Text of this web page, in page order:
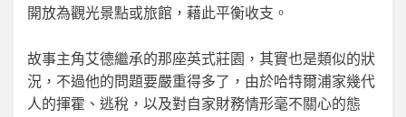
開放為觀光景點或旅館，藉此平衡收支。
故事主角艾德繼承的那座英式莊園，其實也是類似的狀
況，不過他的問題要嚴重得多了，由於哈特爾浦家幾代
人的揮霍、逃稅，以及對自家財務情形毫不關心的態